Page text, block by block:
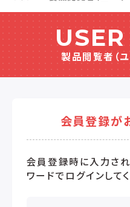
製品閲覧者（
会員登録が
会員登録時に入力さ
ワードでログインして